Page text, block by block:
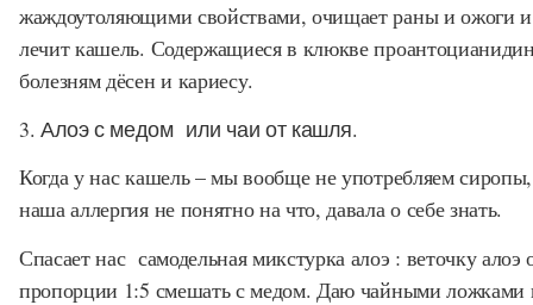
жаждоутоляющими свойствами, очищает раны и ожоги и
лечит кашель. Содержащиеся в клюкве
болезням дёсен и кариесу.
3. Алоэ с медом или чаи от кашля.
Когда у нас кашель – мы вообще не употребляем
наша аллергия не понятно на что, давала о себе знать.
Спасает нас самодельная микстурка алоэ : веточку
пропорции 1:5 смешать с медом. Даю чайными ложками